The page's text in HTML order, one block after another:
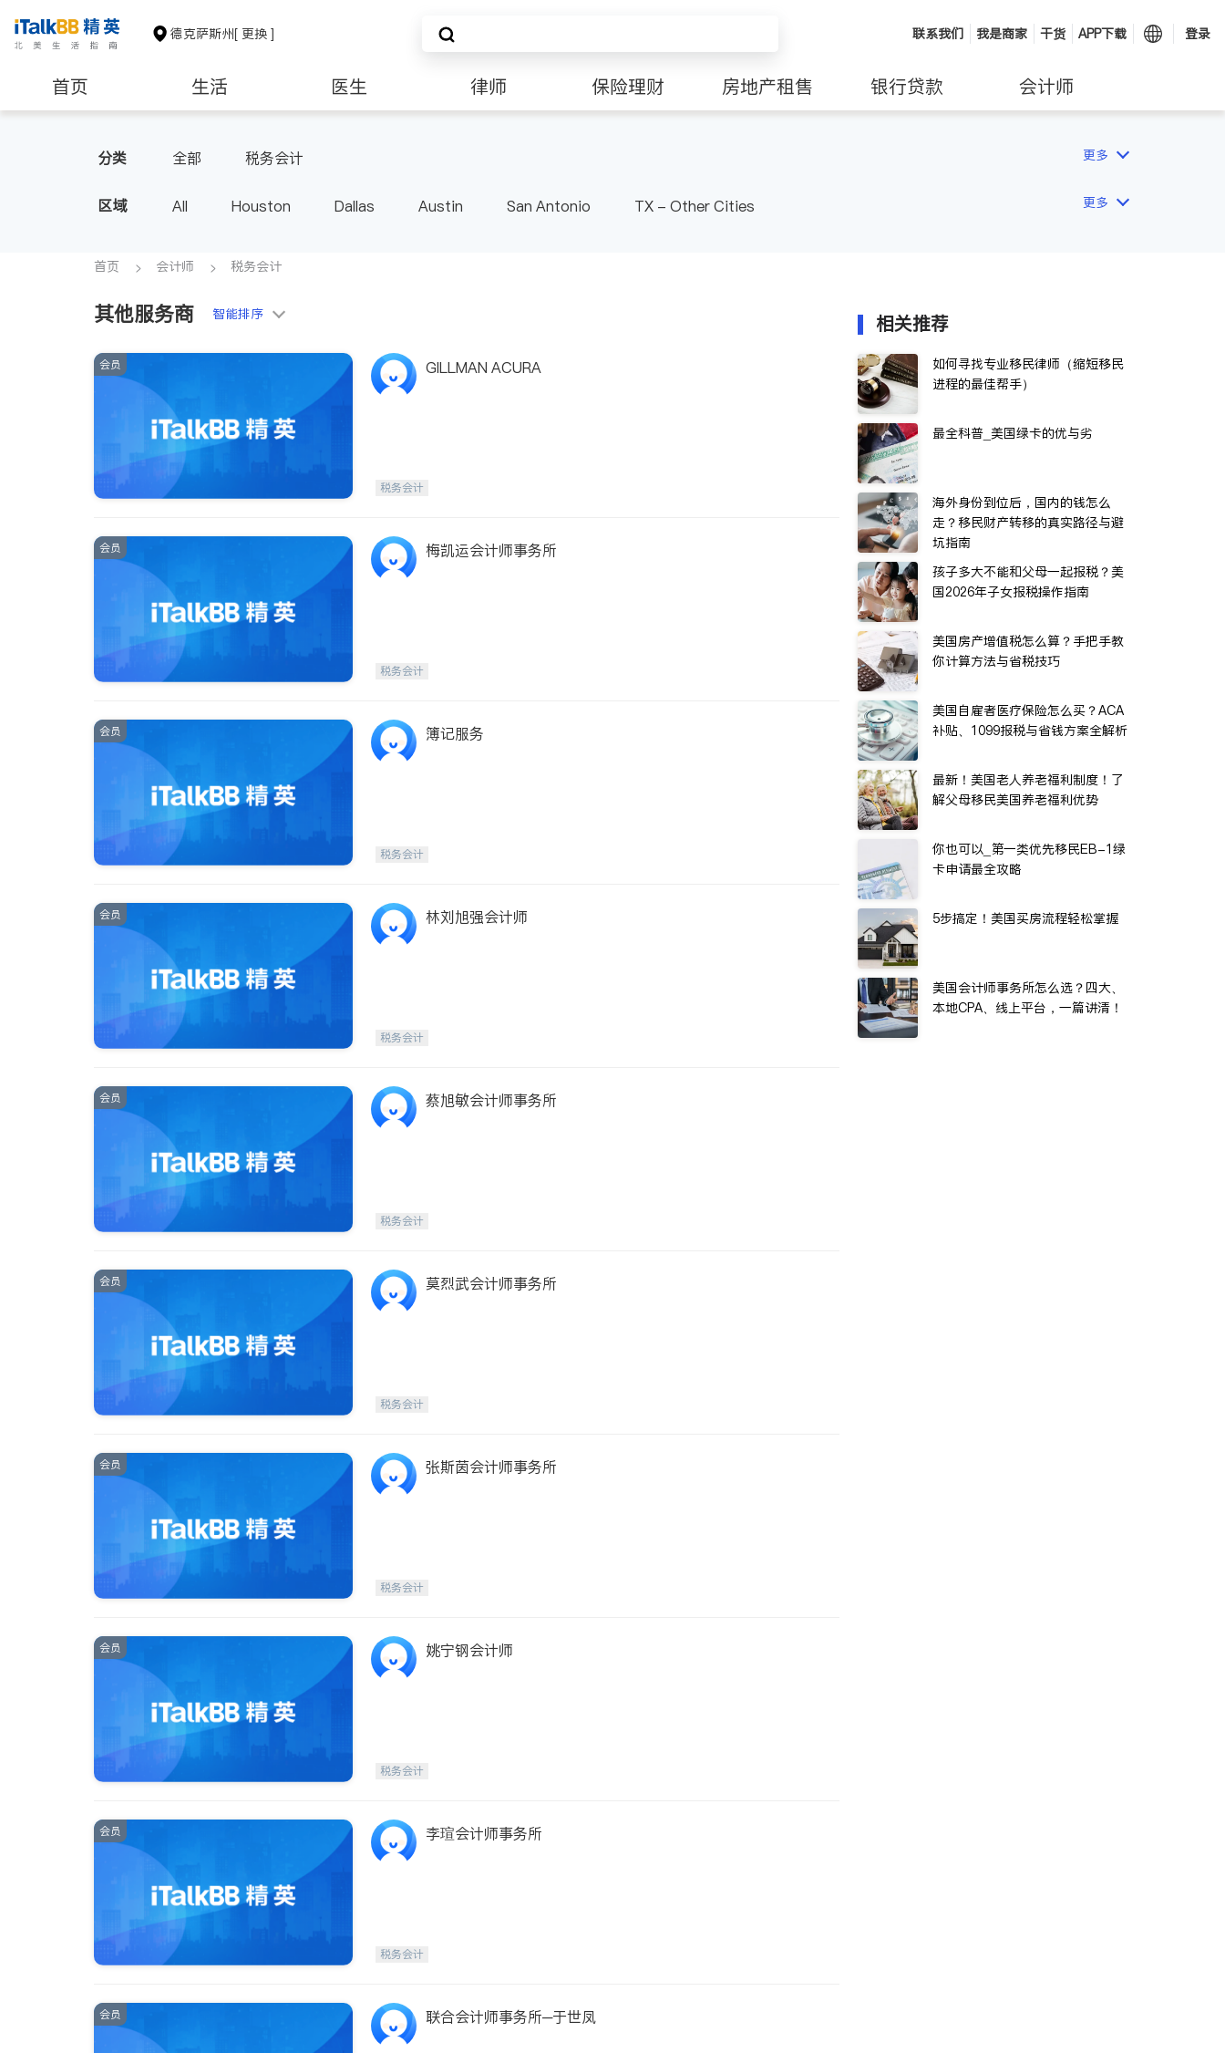
德克萨斯州[ 更换 ] 联系我们 我是商家 干货 APP下载 登录
首页 生活 医生 律师 保险理财 房地产租售 银行贷款 会计师
分类 全部 税务会计 更多
区域 All Houston Dallas Austin San Antonio TX - Other Cities 更多
首页 会计师 税务会计
其他服务商 智能排序
会员 GILLMAN ACURA
税务会计
会员 梅凯运会计师事务所
税务会计
会员 簿记服务
税务会计
会员 林刘旭强会计师
税务会计
会员 蔡旭敏会计师事务所
税务会计
会员 莫烈武会计师事务所
税务会计
会员 张斯茵会计师事务所
税务会计
会员 姚宁钢会计师
税务会计
会员 李瑄会计师事务所
税务会计
会员 联合会计师事务所─于世凤
相关推荐
如何寻找专业移民律师（缩短移民
进程的最佳帮手）
最全科普_美国绿卡的优与劣
海外身份到位后，国内的钱怎么
走？移民财产转移的真实路径与避
坑指南
孩子多大不能和父母一起报税？美
国2026年子女报税操作指南
美国房产增值税怎么算？手把手教
你计算方法与省税技巧
美国自雇者医疗保险怎么买？ACA
补贴、1099报税与省钱方案全解析
最新！美国老人养老福利制度！了
解父母移民美国养老福利优势
你也可以_第一类优先移民EB-1绿
卡申请最全攻略
5步搞定！美国买房流程轻松掌握
美国会计师事务所怎么选？四大、
本地CPA、线上平台，一篇讲清！